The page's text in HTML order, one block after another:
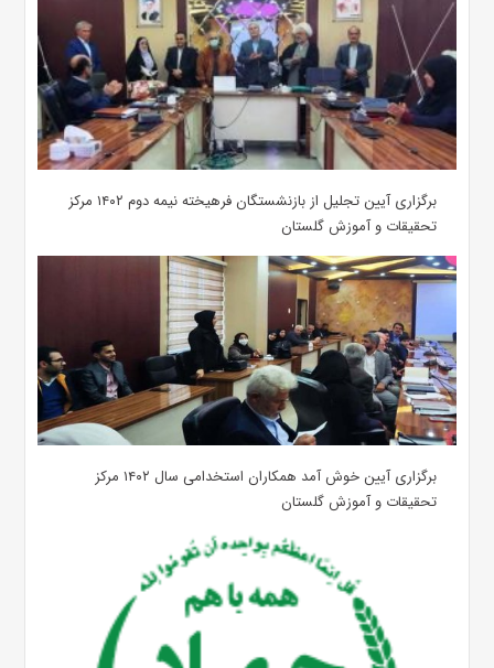
برگزاری آیین تجلیل از بازنشستگان فرهیخته نیمه دوم ۱۴۰۲ مرکز
تحقیقات و آموزش گلستان
برگزاری آیین خوش آمد همکاران استخدامی سال ۱۴۰۲ مرکز
تحقیقات و آموزش گلستان